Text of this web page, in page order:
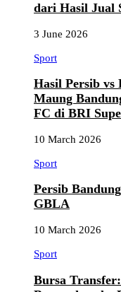
dari Hasil Jual
3 June 2026
Sport
Hasil Persib vs
Maung
FC di BRI
10 March 2026
Sport
Persib
GBLA
10 March 2026
Sport
Bursa